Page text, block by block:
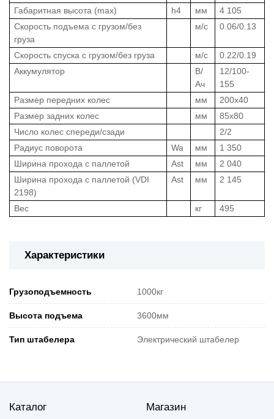
Габаритная высота (max)
h4 мм
4 105
Скорость подъема с грузом/без
груза
м/с 0.06/0.13
Скорость спуска с грузом/без груза м/с
0.22/0.19
Аккумулятор
В/
Ач
12/100-
155
Размер передних колес
мм
200x40
Размер задних колес
мм
85x80
Число колес спереди/сзади
2/2
Радиус поворота
Wa мм
1 350
Ширина прохода с паллетой
Ast мм
2 040
Ширина прохода с паллетой (VDI
2198)
Ast мм 2 145
Вес кг 495
Характеристики
Грузоподъемность 1000кг
Высота подъема 3600мм
Тип штабелера Электрический штабелер
Каталог Магазин